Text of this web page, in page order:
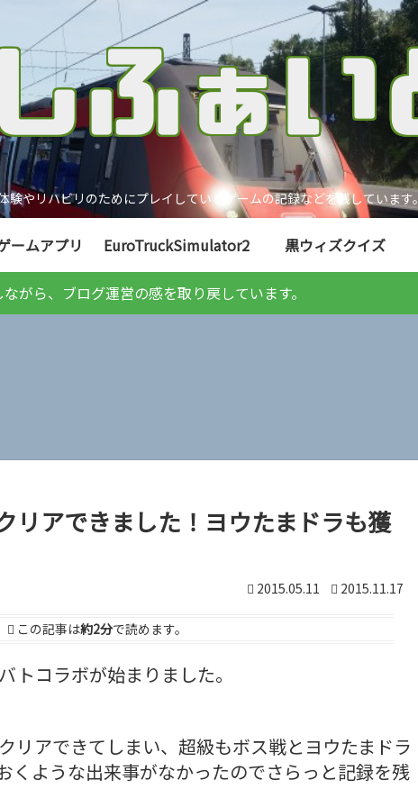
やリハビリのためにプレイしているゲームの記録などを残しています。
ームアプリ EuroTruckSimulator2 黒ウィズクイズ
がら、ブログ運営の感を取り戻しています。
リアできました！ヨウたまドラも獲
2015.05.11 2015.11.17
この記事は約2分で読めます。
トコラボが始まりました。
リアできてしまい、超級もボス戦とヨウたまドラ
くような出来事がなかったのでさらっと記録を残